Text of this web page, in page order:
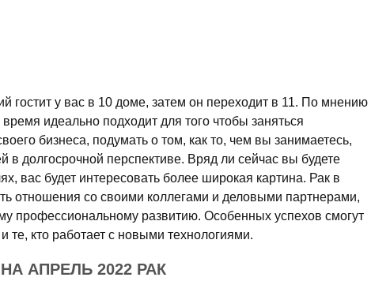
гостит у вас в 10 доме, затем он переходит в 11. По мнению
идеально подходит для того чтобы заняться
бизнеса, подумать о том, как то, чем вы занимаетесь,
в долгосрочной перспективе. Вряд ли сейчас вы будете
вас будет интересовать более широкая картина. Рак в
отношения со своими коллегами и деловыми партнерами,
профессиональному развитию. Особенных успехов смогут
те, кто работает с новыми технологиями.
АПРЕЛЬ 2022 РАК